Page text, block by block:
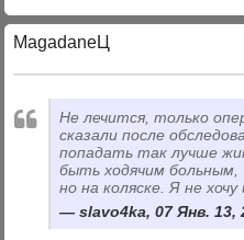
MagadaneЦ
Не лечится, только
сказали после
попадать так лучше
быть ходячим больным,
но на коляске. Я не
slavo4ka, 07 Янв. 13,